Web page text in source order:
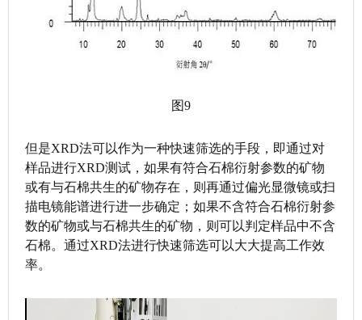
图9
但是XRD法可以作为一种快速筛选的手段，即通过对
样品进行XRD测试，如果有符合石棉衍射参数的矿物
或有与石棉共生的矿物存在，则再通过偏光显微镜或扫
描电镜能谱进行进一步确定；如果不含符合石棉衍射参
数的矿物或与石棉共生的矿物，则可以判定样品中不含
石棉。通过XRD法进行快速筛选可以大大提高工作效
率。